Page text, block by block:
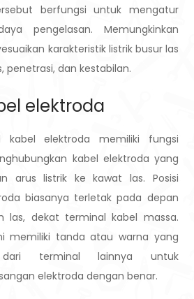
berfungsi untuk mengatur
pengelasan. Memungkinkan
karakteristik listrik busur las
penetrasi, dan kestabilan.
elektroda
kabel elektroda memiliki fungsi
kabel elektroda yang
arus listrik ke kawat las. Posisi
biasanya terletak pada depan
las, dekat terminal kabel massa.
memiliki tanda atau warna yang
dari terminal lainnya untuk
elektroda dengan benar.